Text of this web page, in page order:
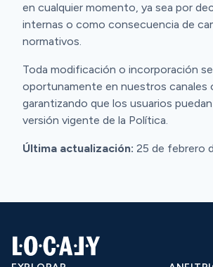
en cualquier momento, ya sea por
internas o como consecuencia de
normativos.
Toda modificación o incorporación
oportunamente en nuestros canales
garantizando que los usuarios
versión vigente de la Política.
Última actualización: 25 de febrero